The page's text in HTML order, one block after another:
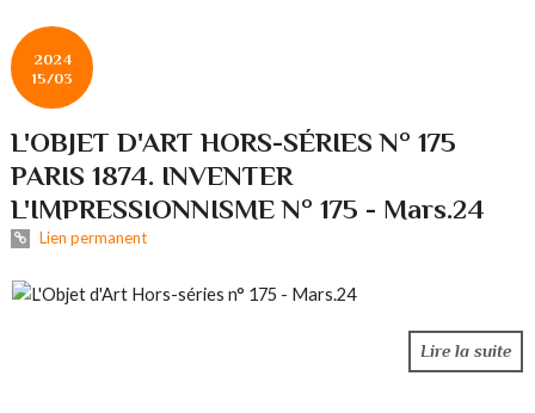
2024
15/03
L'OBJET D'ART HORS-SÉRIES N° 175
PARIS 1874. INVENTER
L'IMPRESSIONNISME N° 175 - Mars.24
Lien permanent
Lire la suite